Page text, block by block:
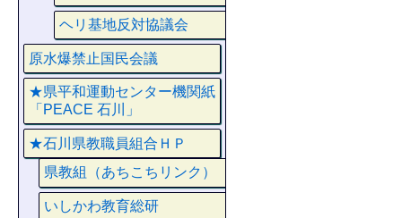
ヘリ基地反対協議会
原水爆禁止国民会議
★県平和運動センター機関紙
「PEACE 石川」
★石川県教職員組合ＨＰ
県教組（あちこちリンク）
いしかわ教育総研